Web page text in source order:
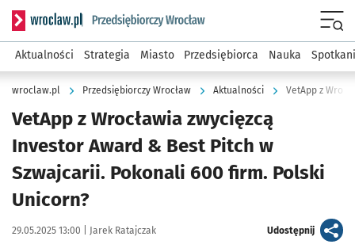
Serwis informacyjny wroclaw.pl podserwis: Strategia
Aktualności Strategia Miasto Przedsiębiorca Nauka
wroclaw.pl Przedsiębiorczy Wrocław Aktualności VetApp z
VetApp z Wrocławia zwycięzcą
Investor Award & Best Pitch w
Szwajcarii. Pokonali 600 firm. Polski
Unicorn?
Data publikacji:
29.05.2025 13:00 | Autor:
Jarek Ratajczak Udostępnijartykuł